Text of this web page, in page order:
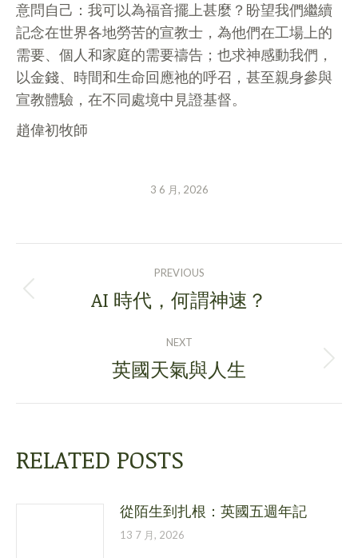
意問自己：我可以為福音擺上甚麼？盼望我們繼續
記念在世界各地勞苦的宣教士，為他們在工場上的
需要、個人和家庭的需要禱告；也求神感動我們，
以金錢、時間和生命回應祂的呼召，甚至親身參與
宣教體驗，在不同處境中見證基督。
趙偉初牧師
3 6 月, 2026
NAVIGATION
PREVIOUS
Previous
AI 時代，何謂神速？
NEXT
Next
英國天氣與人生
RELATED POSTS
從陌生到扎根：英國五週年記
13 7 月, 2026